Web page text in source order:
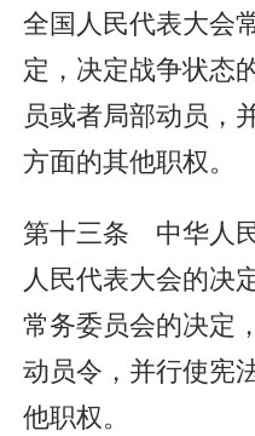
全国人民代表大会
定，决定战争状态
员或者局部动员，
方面的其他职权。
第十三条 中华人
人民代表大会的决
常务委员会的决定
动员令，并行使宪
他职权。